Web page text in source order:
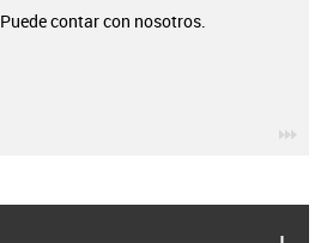
Puede contar con nosotros.